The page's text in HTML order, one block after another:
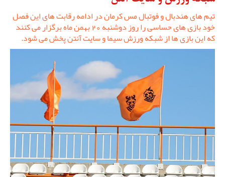
تیم های هندبال و فوتبال مس کرمان در ادامه رقابت های این فصل
خود بازی های حساسی را روز دوشنبه 20 بهمن ماه برگزار می کنند
که این بازی ها از شبکه ورزش سیما و سایت آنتن پخش می شود.